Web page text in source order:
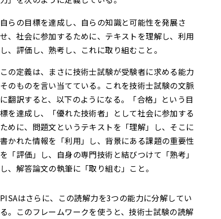
自らの目標を達成し、自らの知識と可能性を発展さ
せ、社会に参加するために、テキストを理解し、利用
し、評価し、熟考し、これに取り組むこと。
この定義は、まさに技術士試験が受験者に求める能力
そのものを言い当てている。これを技術士試験の文脈
に翻訳すると、以下のようになる。
「合格」という目
標を達成し、「優れた技術者」として社会に参加する
ために、問題文というテキストを「理解」し、そこに
書かれた情報を「利用」し、背景にある課題の重要性
を「評価」し、自身の専門技術と結びつけて「熟考」
し、解答論文の執筆に「取り組む」こと。
PISAはさらに、この読解力を3つの能力に分解してい
る。このフレームワークを使うと、技術士試験の読解